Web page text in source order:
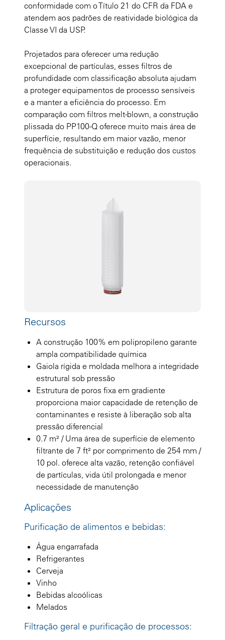
conformidade com o Título 21 do CFR da FDA e
atendem aos padrões de reatividade biológica da
Classe VI da USP.
Projetados para oferecer uma redução
excepcional de partículas, esses filtros de
profundidade com classificação absoluta ajudam
a proteger equipamentos de processo sensíveis
e a manter a eficiência do processo. Em
comparação com filtros melt-blown, a construção
plissada do PP100-Q oferece muito mais área de
superfície, resultando em maior vazão, menor
frequência de substituição e redução dos custos
operacionais.
Recursos
A construção 100% em polipropileno garante
ampla compatibilidade química
Gaiola rígida e moldada melhora a integridade
estrutural sob pressão
Estrutura de poros fixa em gradiente
proporciona maior capacidade de retenção de
contaminantes e resiste à liberação sob alta
pressão diferencial
0.7 m² / Uma área de superfície de elemento
filtrante de 7 ft² por comprimento de 254 mm /
10 pol. oferece alta vazão, retenção confiável
de partículas, vida útil prolongada e menor
necessidade de manutenção
Aplicações
Purificação de alimentos e bebidas:
Água engarrafada
Refrigerantes
Cerveja
Vinho
Bebidas alcoólicas
Melados
Filtração geral e purificação de processos: